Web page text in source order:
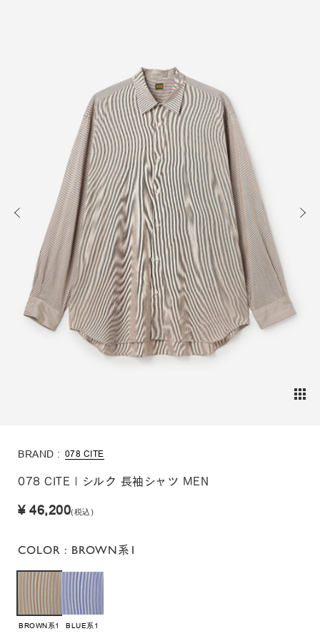
BRAND : 078 CITE
078 CITE | シルク 長袖シャツ MEN
¥ 46,200(税込)
COLOR : BROWN系1
BROWN系1 BLUE系1